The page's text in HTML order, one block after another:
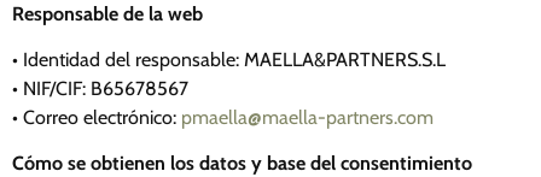
Responsable de la web
• Identidad del responsable: MAELLA&PARTNERS.S.L
• NIF/CIF: B65678567
• Correo electrónico: pmaella@maella-partners.com
Cómo se obtienen los datos y base del consentimiento